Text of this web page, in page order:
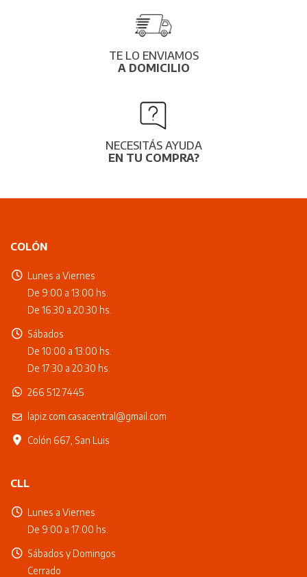
TE LO ENVIAMOS
A DOMICILIO
NECESITÁS AYUDA
EN TU COMPRA?
COLÓN
Lunes a Viernes
De 9:00 a 13:00 hs.
De 16:30 a 20:30 hs.
Sábados
De 10:00 a 13:00 hs.
De 17:30 a 20:30 hs.
266 512 7445
lapiz.com.casacentral@gmail.com
Colón 667, San Luis
CLL
Lunes a Viernes
De 9:00 a 17:00 hs.
Sábados y Domingos
Cerrado